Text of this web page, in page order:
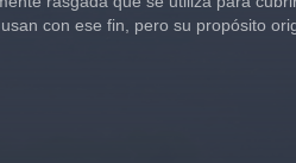
con ese fin, pero su propósito